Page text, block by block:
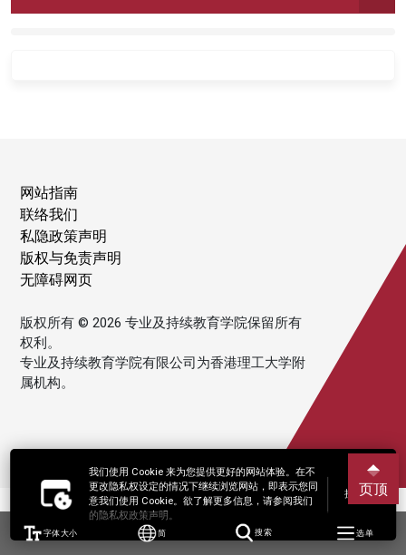
我们使用 Cookie 来为您提供更好的网站体验。在不
更改隐私权设定的情况下继续浏览网站，即表示您同
意我们使用 Cookie。欲了解更多信息，请参阅我们
的隐私权政策声明。
接受
字体大小 简 搜索 选单
网站指南
联络我们
私隐政策声明
版权与免责声明
无障碍网页
版权所有 © 2026 专业及持续教育学院保留所有
权利。
专业及持续教育学院有限公司为香港理工大学附
属机构。
页顶